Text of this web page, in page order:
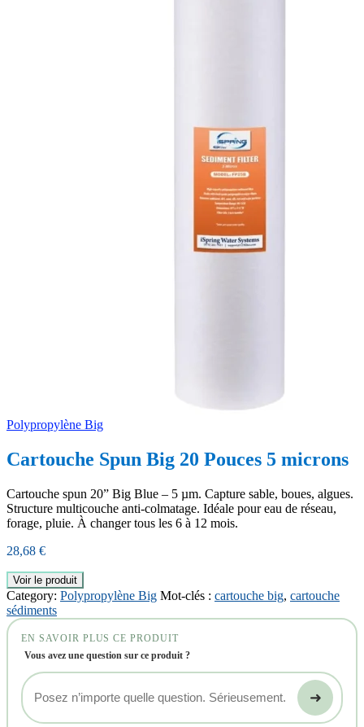
Polypropylène Big
Cartouche Spun Big 20 Pouces 5 microns
Cartouche spun 20” Big Blue – 5 µm. Capture sable, boues, algues.
Structure multicouche anti-colmatage. Idéale pour eau de réseau,
forage, pluie. À changer tous les 6 à 12 mois.
28,68 €
Voir le produit
Category: Polypropylène Big Mot-clés : cartouche big, cartouche
sédiments
EN SAVOIR PLUS CE PRODUIT
Vous avez une question sur ce produit ?
➜